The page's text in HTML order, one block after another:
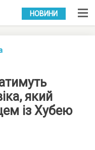
УКР РУС
НОВИНИ
який
із Хубею